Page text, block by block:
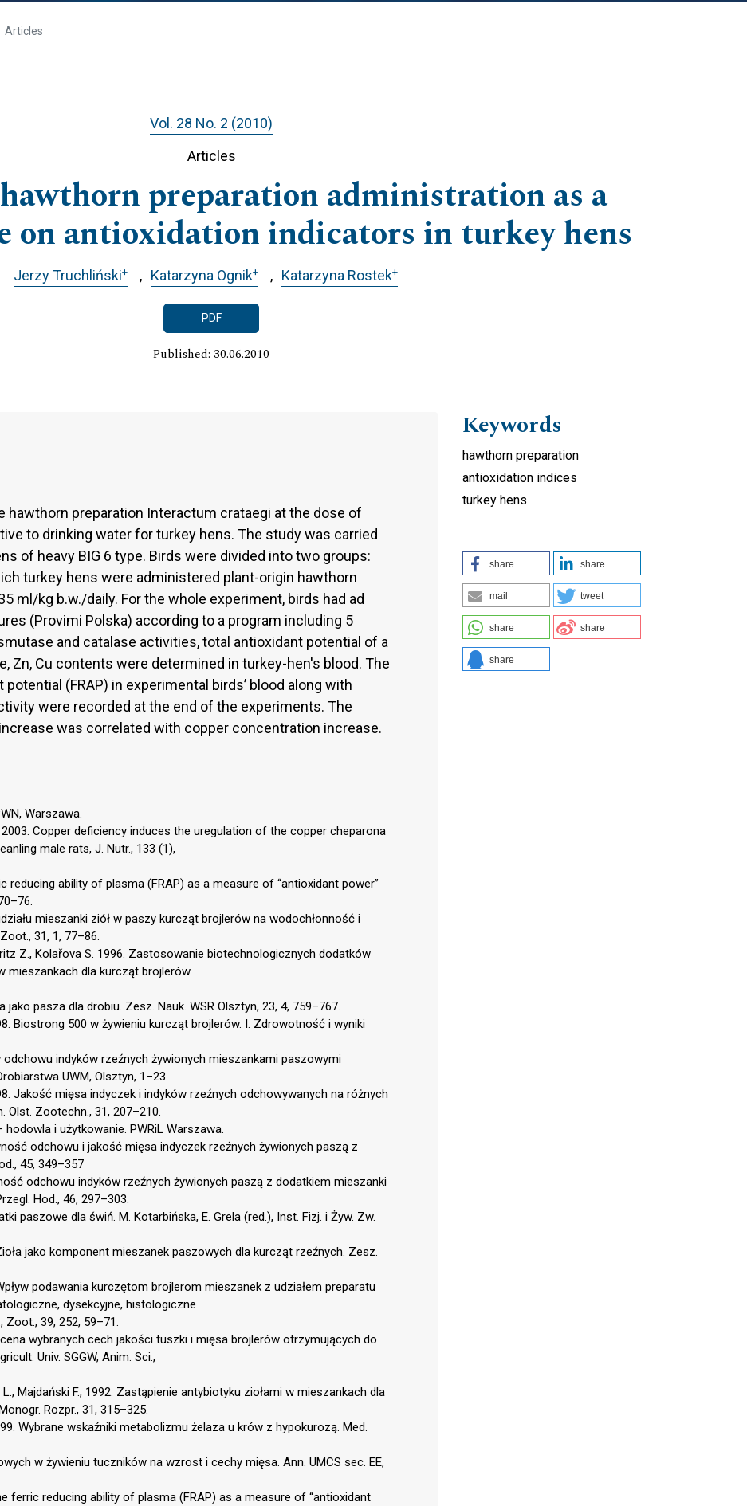
Articles
Vol. 28 No. 2 (2010)
Articles
preparation administration as a
on antioxidation indicators in turkey hens
Jerzy Truchliński+ Katarzyna Ognik+ Katarzyna Rostek+
PDF
Published: 30.06.2010
hawthorn preparation Interactum crataegi at the dose of
to drinking water for turkey hens. The study was carried
of heavy BIG 6 type. Birds were divided into two groups:
turkey hens were administered plant-origin hawthorn
ml/kg b.w./daily. For the whole experiment, birds had ad
(Provimi Polska) according to a program including 5
and catalase activities, total antioxidant potential of a
Zn, Cu contents were determined in turkey-hen's blood. The
(FRAP) in experimental birds’ blood along with
were recorded at the end of the experiments. The
was correlated with copper concentration increase.
Warszawa.
2003. Copper deficiency induces the uregulation of the copper cheparona
male rats, J. Nutr., 133 (1),
reducing ability of plasma (FRAP) as a measure of “antioxidant power”
mieszanki ziół w paszy kurcząt brojlerów na wodochłonność i
31, 1, 77–86.
Z., Kolařova S. 1996. Zastosowanie biotechnologicznych dodatków
mieszankach dla kurcząt brojlerów.
jako pasza dla drobiu. Zesz. Nauk. WSR Olsztyn, 23, 4, 759–767.
Biostrong 500 w żywieniu kurcząt brojlerów. I. Zdrowotność i wyniki
odchowu indyków rzeźnych żywionych mieszankami paszowymi
UWM, Olsztyn, 1–23.
Jakość mięsa indyczek i indyków rzeźnych odchowywanych na różnych
Olst. Zootechn., 31, 207–210.
i użytkowanie. PWRiL Warszawa.
odchowu i jakość mięsa indyczek rzeźnych żywionych paszą z
45, 349–357
odchowu indyków rzeźnych żywionych paszą z dodatkiem mieszanki
Hod., 46, 297–303.
paszowe dla świń. M. Kotarbińska, E. Grela (red.), Inst. Fizj. i Żyw. Zw.
jako komponent mieszanek paszowych dla kurcząt rzeźnych. Zesz.
podawania kurczętom brojlerom mieszanek z udziałem preparatu
dysekcyjne, histologiczne
Zoot., 39, 252, 59–71.
wybranych cech jakości tuszki i mięsa brojlerów otrzymujących do
Univ. SGGW, Anim. Sci.,
Majdański F., 1992. Zastąpienie antybiotyku ziołami w mieszankach dla
Rozpr., 31, 315–325.
Wybrane wskaźniki metabolizmu żelaza u krów z hypokurozą. Med.
w żywieniu tuczników na wzrost i cechy mięsa. Ann. UMCS sec. EE,
ferric reducing ability of plasma (FRAP) as a measure of “antioxidant
Keywords
hawthorn preparation
antioxidation indices
turkey hens
share share
mail tweet
share share
share